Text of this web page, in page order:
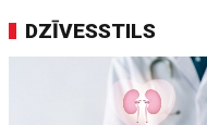
DZĪVESSTILS